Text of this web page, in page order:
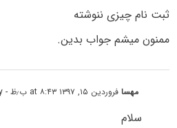
ثبت نام چیزی ننوشته
ممنون میشم جواب بدین.
مهسافروردین ۱۵, ۱۳۹۷ at ۸:۴۳ ب٫ظ - Reply
سلام